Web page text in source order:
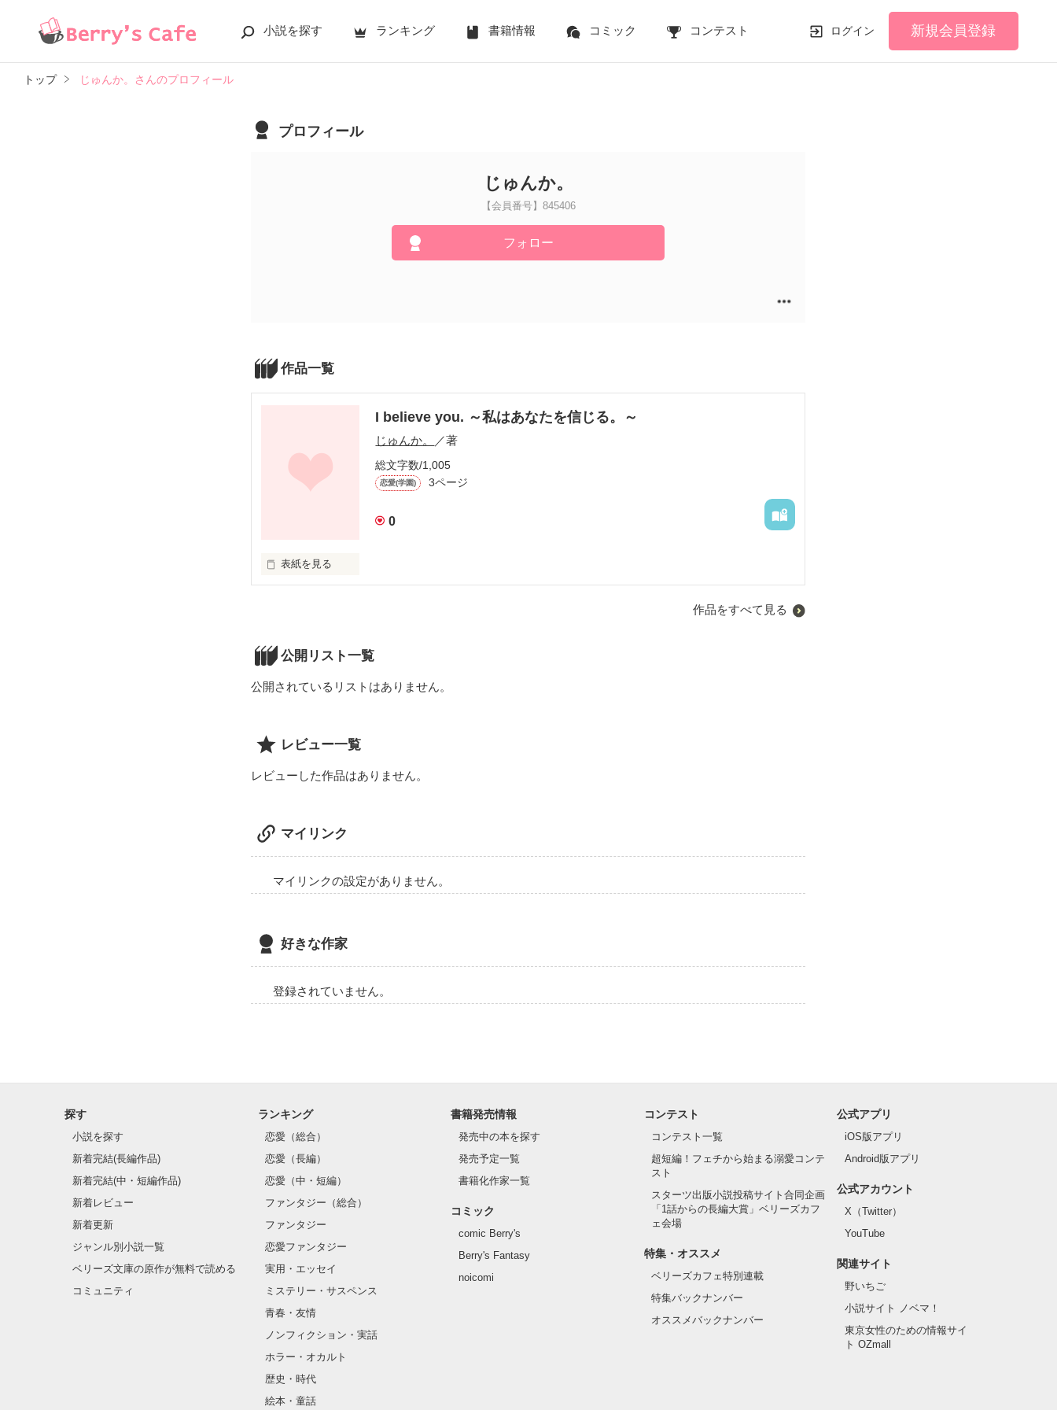
小説を探す ランキング 書籍情報 コミック コンテスト ログイン 新規会員登録
トップ じゅんか。さんのプロフィール
プロフィール
じゅんか。
【会員番号】845406
フォロー
作品一覧
I believe you. ～私はあなたを信じる。～
じゅんか。 ／著
総文字数/1,005
恋愛(学園) 3ページ
0
表紙を見る
『俺、松峰さんとならお互い理解し合えると思うんだ。』
でも
怖いの。
男子は怖い。
そんなことになったら
『俺、好きだわ。松峰さんのこと。』
そう決めてたの。
中学1年生の
作品をすべて見る
公開リスト一覧
公開されているリストはありません。
レビュー一覧
レビューした作品はありません。
マイリンク
マイリンクの設定がありません。
好きな作家
登録されていません。
探す
小説を探す
新着完結(長編作品)
新着完結(中・短編作品)
新着レビュー
新着更新
ジャンル別小説一覧
ベリーズ文庫の原作が無料で読める
コミュニティ
ランキング
恋愛（総合）
恋愛（長編）
恋愛（中・短編）
ファンタジー（総合）
ファンタジー
恋愛ファンタジー
実用・エッセイ
ミステリー・サスペンス
青春・友情
ノンフィクション・実話
ホラー・オカルト
歴史・時代
絵本・童話
書籍発売情報
発売中の本を探す
発売予定一覧
書籍化作家一覧
コミック
comic Berry's
Berry's Fantasy
noicomi
コンテスト
コンテスト一覧
超短編！フェチから始まる溺愛コンテ
スト
スターツ出版小説投稿サイト合同企画
「1話からの長編大賞」ベリーズカフ
ェ会場
特集・オススメ
ベリーズカフェ特別連載
特集バックナンバー
オススメバックナンバー
公式アプリ
iOS版アプリ
Android版アプリ
公式アカウント
X（Twitter）
YouTube
関連サイト
野いちご
小説サイト ノベマ！
東京女性のための情報サイ
ト OZmall